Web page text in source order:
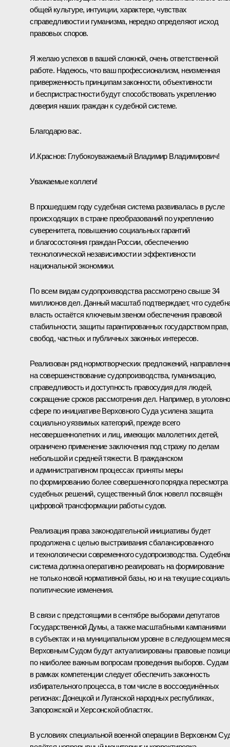
общей культуре, интуиции, характере, чувствах
справедливости и гуманизма, нередко определяют исход
правовых споров.
Я желаю успехов в вашей сложной, очень ответственной
работе. Надеюсь, что ваш профессионализм, неизменная
приверженность принципам законности, объективности
и беспристрастности будут способствовать укреплению
доверия наших граждан к судебной системе.
Благодарю вас.
И.Краснов: Глубокоуважаемый Владимир Владимирович!
Уважаемые коллеги!
В прошедшем году судебная система развивалась в русле
происходящих в стране преобразований по укреплению
суверенитета, повышению социальных гарантий
и благосостояния граждан России, обеспечению
технологической независимости и эффективности
национальной экономики.
По всем видам судопроизводства рассмотрено свыше 34
миллионов дел. Данный масштаб подтверждает, что
власть остаётся ключевым звеном обеспечения правовой
стабильности, защиты гарантированных государством прав,
свобод, частных и публичных законных интересов.
Реализован ряд нормотворческих предложений,
на совершенствование судопроизводства, гуманизацию,
справедливость и доступность правосудия для людей,
сокращение сроков рассмотрения дел. Например, в
сфере по инициативе Верховного Суда усилена защита
социально уязвимых категорий, прежде всего
несовершеннолетних и лиц, имеющих малолетних детей,
ограничено применение заключения под стражу по делам
небольшой и средней тяжести. В гражданском
и административном процессах приняты меры
по формированию более совершенного порядка пересмотра
судебных решений, существенный блок новелл посвящён
цифровой трансформации работы судов.
Реализация права законодательной инициативы будет
продолжена с целью выстраивания сбалансированного
и технологически современного судопроизводства.
система должна оперативно реагировать на формирование
не только новой нормативной базы, но и на текущие
политические изменения.
В связи с предстоящими в сентябре выборами депутатов
Государственной Думы, а также масштабными кампаниями
в субъектах и на муниципальном уровне в следующем
Верховным Судом будут актуализированы правовые
по наиболее важным вопросам проведения выборов. Судам
в рамках компетенции следует обеспечить законность
избирательного процесса, в том числе в воссоединённых
регионах: Донецкой и Луганской народных республиках,
Запорожской и Херсонской областях.
В условиях специальной военной операции в Верховном